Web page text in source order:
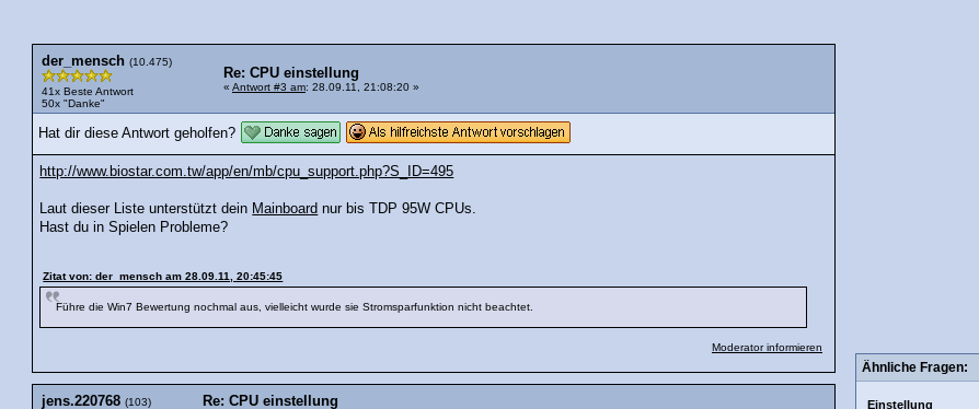
der_mensch (10.475)
41x Beste Antwort
50x "Danke"
Re: CPU einstellung
« Antwort #3 am: 28.09.11, 21:08:20 »
Hat dir diese Antwort geholfen?
http://www.biostar.com.tw/app/en/mb/cpu_support.php?S_ID=495
Laut dieser Liste unterstützt dein Mainboard nur bis TDP 95W CPUs.
Hast du in Spielen Probleme?
Zitat von: der_mensch am 28.09.11, 20:45:45
Führe die Win7 Bewertung nochmal aus, vielleicht wurde sie Stromsparfunktion nicht beachtet.
Moderator informieren
jens.220768 (103) Re: CPU einstellung
Ähnliche Fragen:
Einstellung